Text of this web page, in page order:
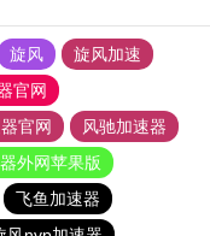
旋风
旋风加速
官网
官网
风驰加速器
外网苹果版
飞鱼加速器